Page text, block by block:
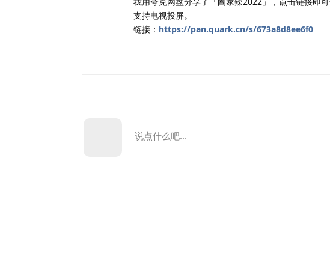
支持电视投屏。
链接： https://pan.quark.cn/s/673a8d8ee6f0
说点什么吧...